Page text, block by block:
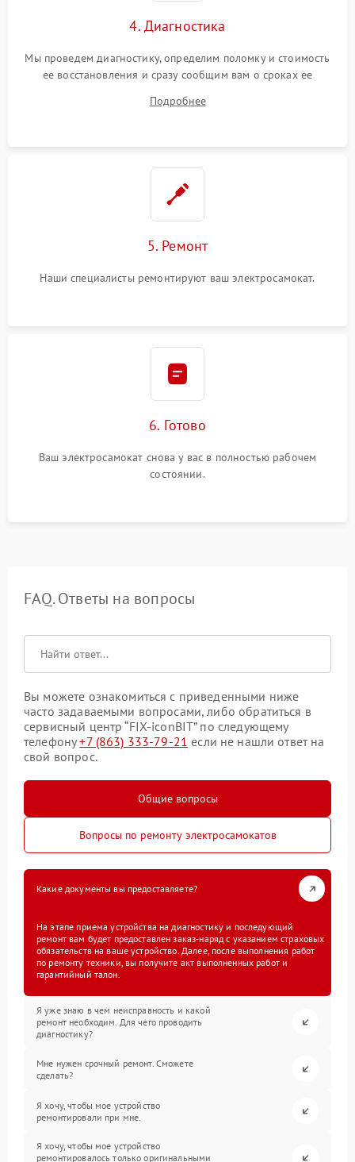
4. Диагностика
Мы проведем диагностику, определим поломку и стоимость
ее восстановления и сразу сообщим вам о сроках ее
Подробнее
5. Ремонт
Наши специалисты ремонтируют ваш электросамокат.
6. Готово
Ваш электросамокат снова у вас в полностью рабочем
состоянии.
FAQ. Ответы на вопросы
Вы можете ознакомиться с приведенными ниже
часто задаваемыми вопросами, либо обратиться в
сервисный центр “FIX-iconBIT” по следующему
телефону+7 (863) 333-79-21 если не нашли ответ на
свой вопрос.
Общие вопросы
Вопросы по ремонту электросамокатов
Какие документы вы предоставляете?
На этапе приема устройства на диагностику и последующий
ремонт вам будет предоставлен заказ-наряд с указанием страховых
обязательств на ваше устройство. Далее, после выполнения работ
по ремонту техники, вы получите акт выполненных работ и
гарантийный талон.
Я уже знаю в чем неисправность и какой
ремонт необходим. Для чего проводить
диагностику?
Мне нужен срочный ремонт. Сможете
сделать?
Я хочу, чтобы мое устройство
ремонтировали при мне.
Я хочу, чтобы мое устройство
ремонтировалось только оригинальными